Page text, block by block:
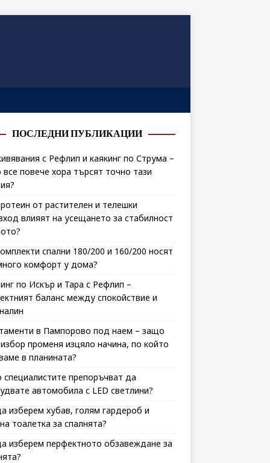
ПОСЛЕДНИ ПУБЛИКАЦИИ
с Рефлип и каякинг по Струма –
повече хора търсят точно тази
от растителен и телешки
влияят на усещането за стабилност
спални 180/200 и 160/200 носят
комфорт у дома?
по Искър и Тара с Рефлип –
баланс между спокойствие и
в Пампорово под наем – защо
променя изцяло начина, по който
в планината?
препоръчват да
автомобила с LED светлини?
изберем хубав, голям гардероб и
тоалетка за спалнята?
изберем перфектното обзавеждане за